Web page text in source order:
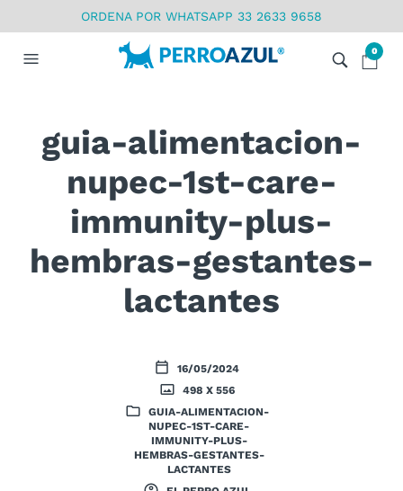
ORDENA POR WHATSAPP 33 2633 9658
0
guia-alimentacion-
nupec-1st-care-
immunity-plus-
hembras-gestantes-
lactantes
16/05/2024
498 X 556
GUIA-ALIMENTACION-
NUPEC-1ST-CARE-
IMMUNITY-PLUS-
HEMBRAS-GESTANTES-
LACTANTES